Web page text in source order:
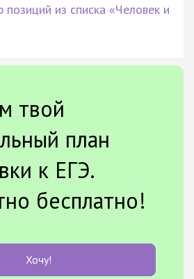
из списка «Человек и
твой
план
к ЕГЭ.
бесплатно!
Хочу!